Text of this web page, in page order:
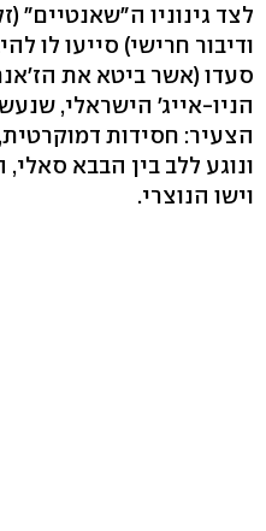
לצד גינוניו ה"שאנטיים"
ודיבור חרישי) סייעו לו
סעדו (אשר ביטא את
הניו-אייג' הישראלי,
הצעיר: חסידות
ונוגע ללב בין הבבא
וישו הנוצרי.